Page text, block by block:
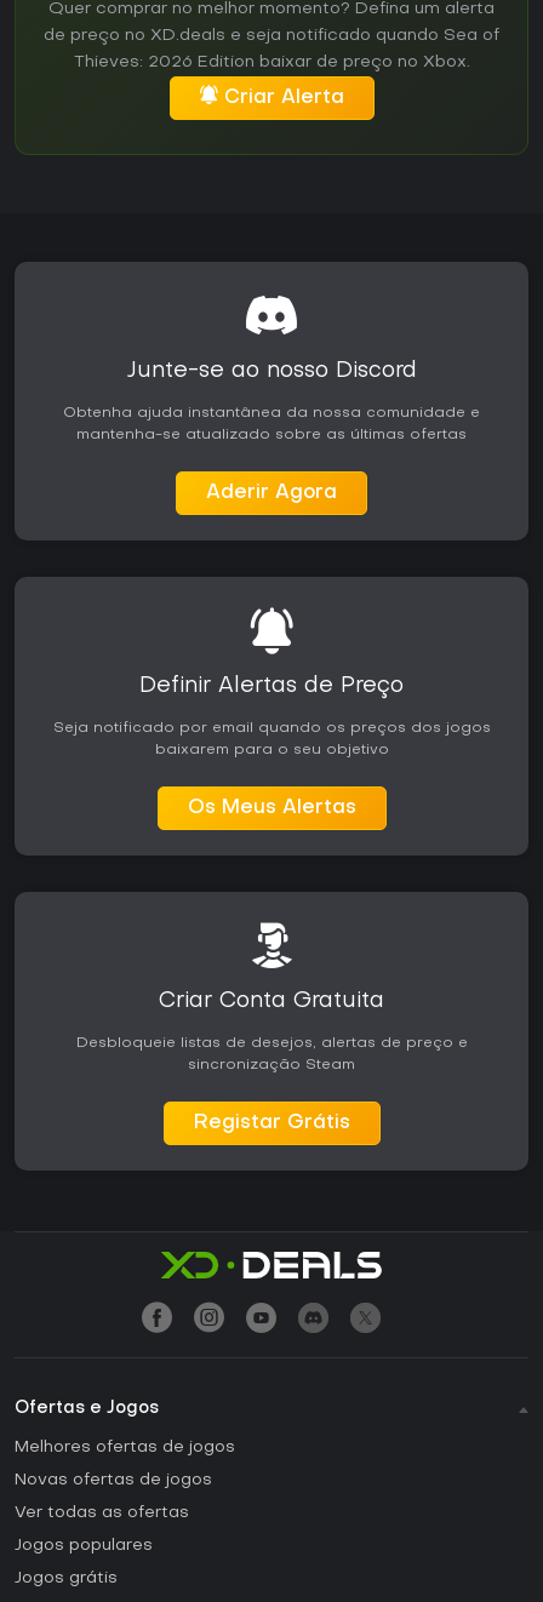
Quer comprar no melhor momento? Defina um alerta
de preço no XD.deals e seja notificado quando Sea of
Thieves: 2026 Edition baixar de preço no Xbox.
Criar Alerta
Junte-se ao nosso Discord
Obtenha ajuda instantânea da nossa comunidade e
mantenha-se atualizado sobre as últimas ofertas
Aderir Agora
Definir Alertas de Preço
Seja notificado por email quando os preços dos jogos
baixarem para o seu objetivo
Os Meus Alertas
Criar Conta Gratuita
Desbloqueie listas de desejos, alertas de preço e
sincronização Steam
Registar Grátis
Ofertas e Jogos
Melhores ofertas de jogos
Novas ofertas de jogos
Ver todas as ofertas
Jogos populares
Jogos grátis